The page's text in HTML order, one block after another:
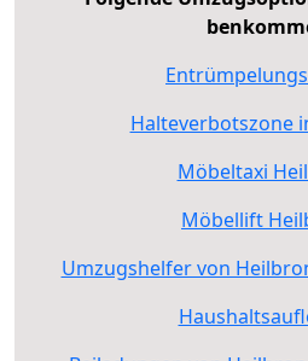
Halteverbotszone
Möbeltaxi
Möbellift
Umzugshelfer von